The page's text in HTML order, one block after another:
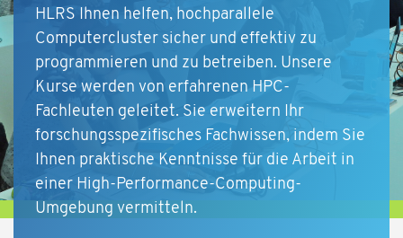
HLRS Ihnen helfen, hochparallele
Computercluster sicher und effektiv zu
programmieren und zu betreiben. Unsere
Kurse werden von erfahrenen HPC-
Fachleuten geleitet. Sie erweitern Ihr
forschungsspezifisches Fachwissen, indem Sie
Ihnen praktische Kenntnisse für die Arbeit in
einer High-Performance-Computing-
Umgebung vermitteln.